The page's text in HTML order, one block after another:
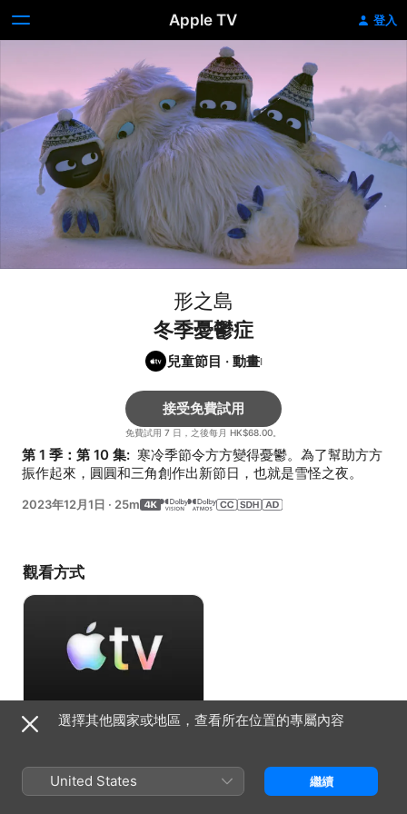
Apple TV 登入
形之島
冬季憂鬱症
兒童節目 · 動畫
免費試用 7 日，之後每月 HK$68.00。
接受免費試用
第 1 季：第 10 集: 寒冷季節令方方變得憂鬱。為了幫助方方
振作起來，圓圓和三角創作出新節日，也就是雪怪之夜。
2023年12月1日 · 25m
觀看方式
接受免費試用
免費試用 7 日，之後每月 HK$68.00。
選擇其他國家或地區，查看所在位置的專屬內容
United States 繼續